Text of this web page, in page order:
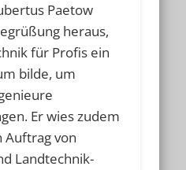
Paetow
heraus,
für Profis ein
bilde, um
Er wies zudem
Auftrag von
Landtechnik-